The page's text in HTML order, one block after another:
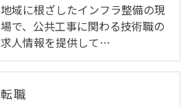
地域に根ざしたインフラ整備の現
場で、公共工事に関わる技術職の
求人情報を提供して…
転職